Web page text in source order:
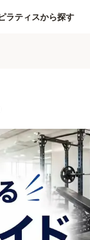
ラティスから探す